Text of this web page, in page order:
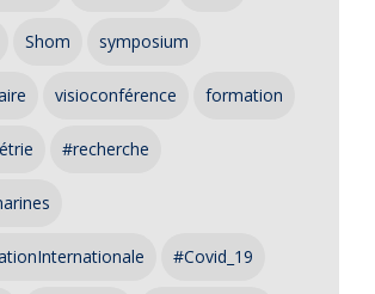
Shom symposium
visioconférence formation
#recherche
#Covid_19